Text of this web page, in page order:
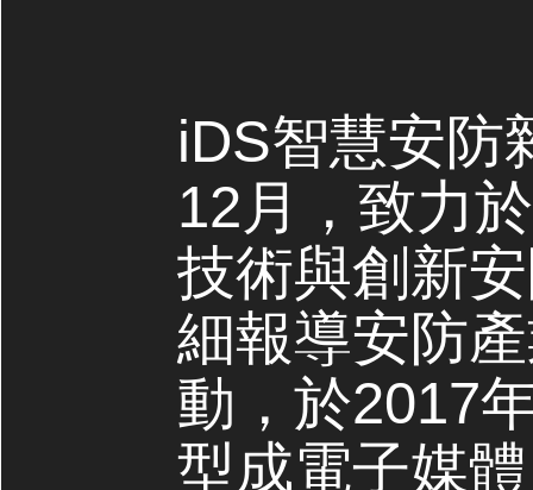
iDS智慧安防
12月，致力
技術與創新
細報導安防
動，於2017
型成電子媒